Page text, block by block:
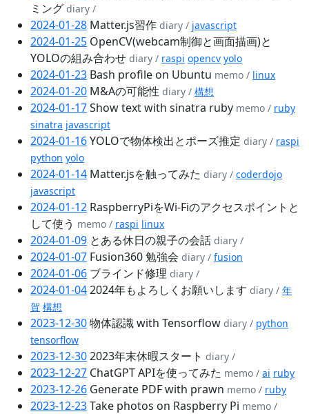
ミング diary /
2024-01-28 Matter.js習作 diary / javascript
2024-01-25 OpenCV(webcam制御と画面描画)と
YOLOの組み合わせ diary / raspi opencv yolo
2024-01-23 Bash profile on Ubuntu memo / linux
2024-01-20 M&Aの可能性 diary / 構想
2024-01-17Show text with sinatra ruby memo / ruby
sinatra javascript
2024-01-16YOLOで物体検出とポーズ推定 diary / raspi
python yolo
2024-01-14 Matter.jsを触ってみた diary / coderdojo
javascript
2024-01-12 RaspberryPiをWi-Fiのアクセスポイントと
して使う memo / raspi linux
2024-01-09 とある休日の親子の会話 diary /
2024-01-07 Fusion360 勉強会 diary / fusion
2024-01-06 ブラインド修理 diary /
2024-01-042024年もよろしくお願いします diary / 年
賀 構想
2023-12-30物体認識 with Tensorflow diary / python
tensorflow
2023-12-302023年末休暇スタート diary /
2023-12-27 ChatGPT APIを使ってみた memo / ai ruby
2023-12-26 Generate PDF with prawn memo / ruby
2023-12-23Take photos on Raspberry Pi memo /